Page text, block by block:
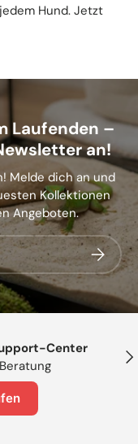
Hund. Jetzt
Laufenden –
an!
Melde dich an und
Kollektionen
Angeboten.
Center